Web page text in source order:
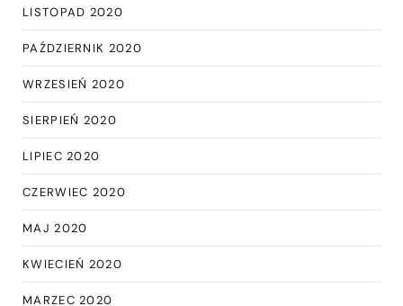
LISTOPAD 2020
PAŹDZIERNIK 2020
WRZESIEŃ 2020
SIERPIEŃ 2020
LIPIEC 2020
CZERWIEC 2020
MAJ 2020
KWIECIEŃ 2020
MARZEC 2020